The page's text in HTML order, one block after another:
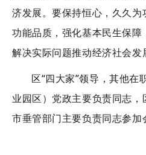
济发展。要保持恒心，久久为
功能品质，强化基本民生保
解决实际问题推动经济社会发
区“四大家”领导，其他在
业园区） 党政主要负责同志
市垂管部门主要负责同志参加